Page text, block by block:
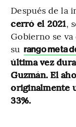
Después de la
cerró el 2021,
Gobierno se
su rango meta
última vez
Guzmán. El
originalmente
33%.